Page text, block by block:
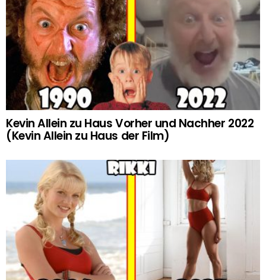
Kevin Allein zu Haus Vorher und Nachher 2022
(Kevin Allein zu Haus der Film)